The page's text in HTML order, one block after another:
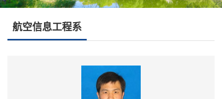
航空信息工程系